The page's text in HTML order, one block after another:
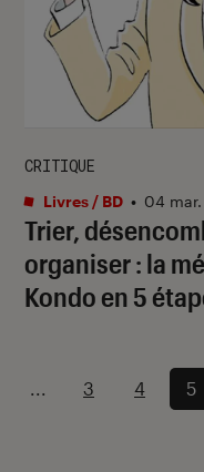
Trier,
organiser : la
Kondo en 5
CRITIQUE
Livres / BD • 04
... 3 4 5